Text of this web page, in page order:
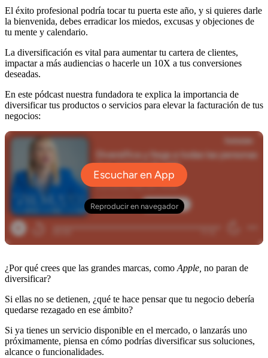
El éxito profesional podría tocar tu puerta este año, y si quieres darle
la bienvenida, debes erradicar los miedos, excusas y objeciones de
tu mente y calendario.
La diversificación es vital para aumentar tu cartera de clientes,
impactar a más audiencias o hacerle un 10X a tus conversiones
deseadas.
En este pódcast nuestra fundadora te explica la importancia de
diversificar tus productos o servicios para elevar la facturación de tus
negocios:
¿Por qué crees que las grandes marcas, comoApple, no paran de
diversificar?
Si ellas no se detienen, ¿qué te hace pensar que tu negocio debería
quedarse rezagado en ese ámbito?
Si ya tienes un servicio disponible en el mercado, o lanzarás uno
próximamente, piensa en cómo podrías diversificar sus soluciones,
alcance o funcionalidades.